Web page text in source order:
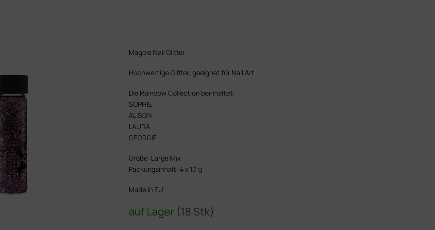
auf Lager (18 Stk)
Magpie Nail Glitter
Hochwertige Glitter, geeignet für Nail Art.
Die Rainbow Collection beinhaltet:
SOPHIE
ALISON
LAURA
GEORGIE
Größe: Large Mix
Packungsinhalt: 4 x 10 g
Made in EU